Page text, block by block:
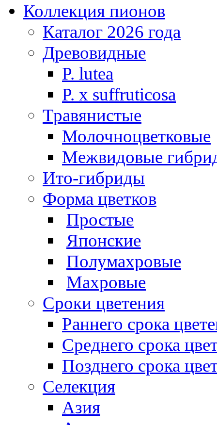
Коллекция пионов
Каталог 2026 года
Древовидные
P. lutea
P. х suffruticosa
Травянистые
Молочноцветковые
Межвидовые
Ито-гибриды
Форма цветков
Простые
Японские
Полумахровые
Махровые
Сроки цветения
Раннего срока
Среднего срока
Позднего срока
Селекция
Азия